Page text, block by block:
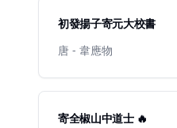
初發揚子寄元大校書
唐 - 韋應物
寄全椒山中道士 🔥